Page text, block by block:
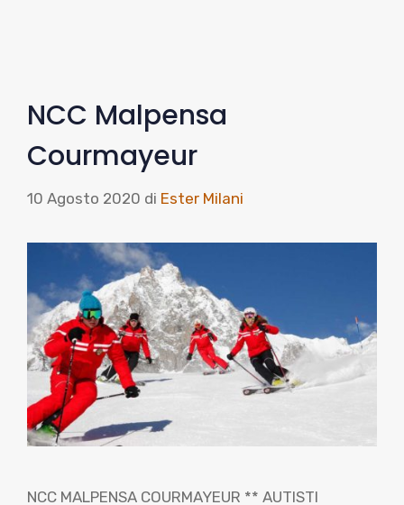
NCC Malpensa
Courmayeur
10 Agosto 2020 di Ester Milani
NCC MALPENSA COURMAYEUR ** AUTISTI